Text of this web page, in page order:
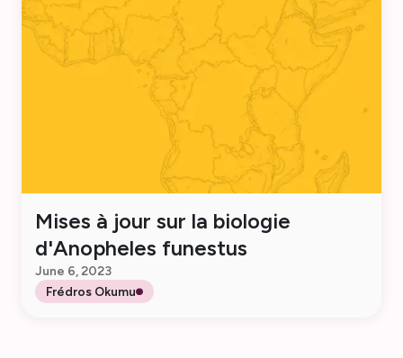
Mises à jour sur la biologie
d'Anopheles funestus
June 6, 2023
Frédros Okumu